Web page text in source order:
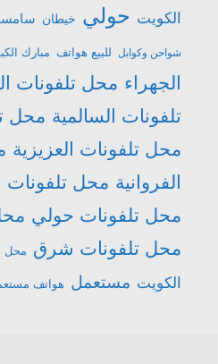
الكويت حولي خيطان
شواحن وكوابل للبيع هواتف مبارك
الجهراء محل تلفونات
تلفونات السالمية محل
محل تلفونات العزيزية
الفروانية محل تلفونات
محل تلفونات حولي
محل تلفونات شرق محل
الكويت مستعمل هواتف